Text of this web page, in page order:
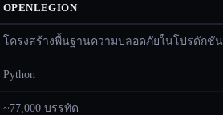
OPENLEGION
โครงสร้างพื้นฐานความปลอดภัยในโปรดักชัน
Python
~77,000 บรรทัด